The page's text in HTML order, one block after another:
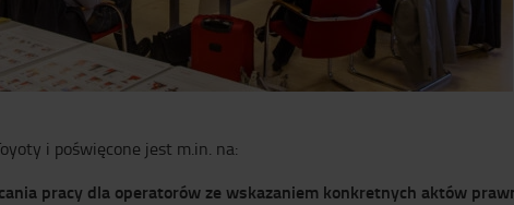
i poświęcone jest m.in. na:
pracy dla operatorów ze wskazaniem konkretnych aktów